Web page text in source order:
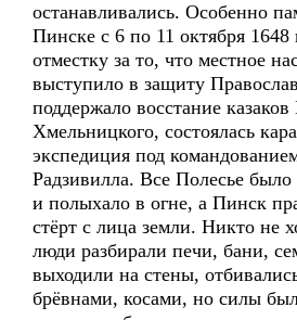
останавливались. Особенно
Пинске с 6 по 11 октября 1648
отместку за то, что местное
выступило в защиту
поддержало восстание казаков
Хмельницкого, состоялась
экспедиция под
Радзивилла. Все Полесье было
и полыхало в огне, а Пинск
стёрт с лица земли. Никто не
люди разбирали печи, бани,
выходили на стены,
брёвнами, косами, но силы